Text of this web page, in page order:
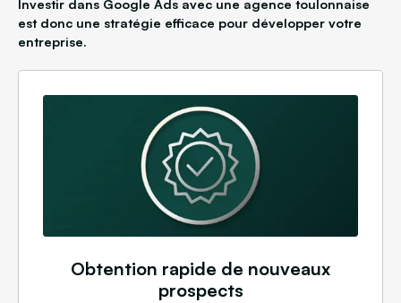
Investir dans Google Ads avec une agence toulonnaise
est donc une stratégie efficace pour développer votre
entreprise.
Obtention rapide de nouveaux
prospects